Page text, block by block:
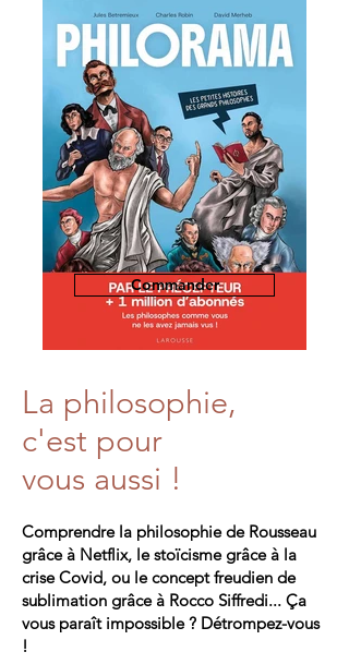
Commander
La philosophie,
c'est pour
vous aussi !
Comprendre la philosophie de Rousseau
grâce à Netflix, le stoïcisme grâce à la
crise Covid, ou le concept freudien de
sublimation grâce à Rocco Siffredi... Ça
vous paraît impossible ? Détrompez-vous
!